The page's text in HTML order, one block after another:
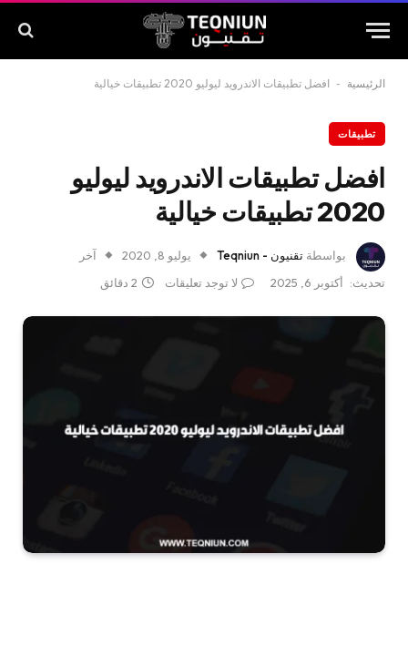
الرئيسية - افضل تطبيقات الاندرويد ليوليو 2020 تطبيقات خيالية
تطبيقات
افضل تطبيقات الاندرويد ليوليو
2020 تطبيقات خيالية
بواسطة تقنيون - Teqniun يوليو 8, 2020
آخر
تحديث:
أكتوبر 6, 2025 لا توجد تعليقات 2 دقائق